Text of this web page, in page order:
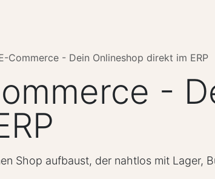
Commerce - Dein Onlineshop direkt im ERP
-
Shop aufbaust, der nahtlos mit Lager,